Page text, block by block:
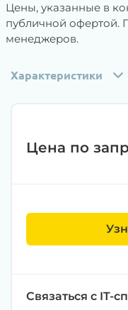
Цены, указанные в
публичной офертой.
менеджеров.
Характеристики
Цена по
Связаться с IT-